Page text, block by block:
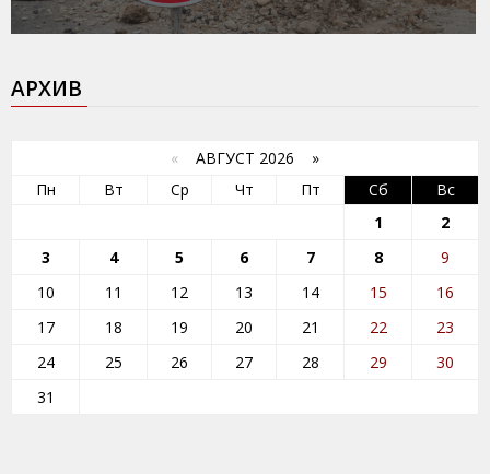
АРХИВ
« АВГУСТ 2026 »
Пн
Вт Ср Чт Пт Сб
Вс
1
2
3
4 5 6 7 8
9
10
11 12 13 14 15
16
17
18 19 20 21 22
23
24
25 26 27 28 29
30
31